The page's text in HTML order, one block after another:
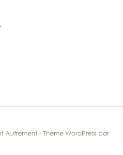
- Thème WordPress par